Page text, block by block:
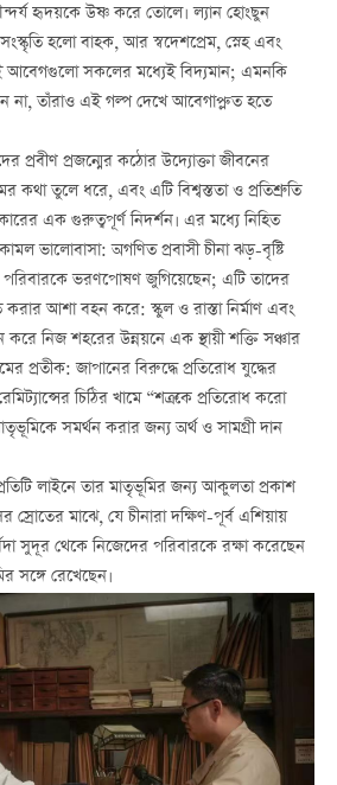
হৃদয়কে উষ্ণ করে তোলে। ল্যান হোংছুন
হলো বাহক, আর স্বদেশপ্রেম, স্নেহ এবং
আবেগগুলো সকলের মধ্যেই বিদ্যমান; এমনকি
না, তাঁরাও এই গল্প দেখে আবেগাপ্লুত হতে
প্রবীণ প্রজন্মের কঠোর উদ্যোক্তা জীবনের
কথা তুলে ধরে, এবং এটি বিশ্বস্ততা ও প্রতিশ্রুতি
এক গুরুত্বপূর্ণ নিদর্শন। এর মধ্যে নিহিত
ভালোবাসা: অগণিত প্রবাসী চীনা ঝড়-বৃষ্টি
পরিবারকে ভরণপোষণ জুগিয়েছেন; এটি তাদের
আশা বহন করে: স্কুল ও রাস্তা নির্মাণ এবং
নিজ শহরের উন্নয়নে এক স্থায়ী শক্তি সঞ্চার
প্রতীক: জাপানের বিরুদ্ধে প্রতিরোধ যুদ্ধের
চিঠির খামে “শত্রুকে প্রতিরোধ করো
সমর্থন করার জন্য অর্থ ও সামগ্রী দান
প্রতিটি লাইনে তার মাতৃভূমির জন্য আকুলতা প্রকাশ
স্রোতের মাঝে, যে চীনারা দক্ষিণ-পূর্ব এশিয়ায়
সুদূর থেকে নিজেদের পরিবারকে রক্ষা করেছেন
সঙ্গে রেখেছেন।